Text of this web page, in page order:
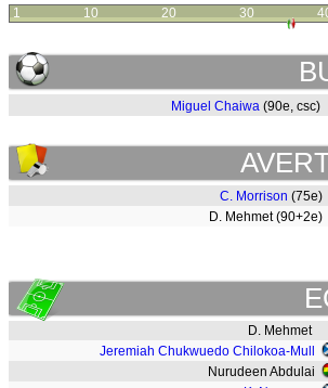
1 10 20 30
Miguel Chaiwa (90e, csc)
C. Morrison (75e)
D. Mehmet (90+2e)
D. Mehmet
Jeremiah Chukwuedo Chilokoa-Mull
Nurudeen Abdulai